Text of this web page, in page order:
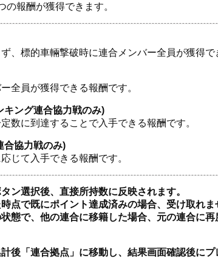
報酬が獲得できます。
、標的車輛撃破時に連合メンバー全員が獲得で
全員が獲得できる報酬です。
キング連合協力戦のみ)
数に到達することで入手できる報酬です。
合協力戦のみ)
じて入手できる報酬です。
ン選択後、直接所持数に反映されます。
点で既にポイント達成済みの場合、受け取れま
態で、他の連合に移籍した場合、元の連合に
後「連合拠点」に移動し、結果画面確認後にプ